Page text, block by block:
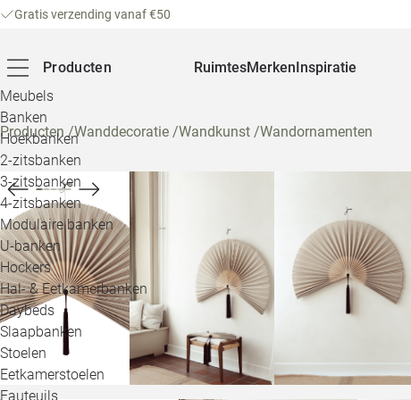
Gratis verzending vanaf €50
Producten
Meubels
Banken
Hoekbanken
2-zitsbanken
3-zitsbanken
4-zitsbanken
Modulaire banken
U-banken
Hockers
Hal- & Eetkamerbanken
Daybeds
Slaapbanken
Stoelen
Eetkamerstoelen
Fauteuils
RuimtesMerkenInspiratie
Producten/Wanddecoratie /Wandkunst /Wandornamenten